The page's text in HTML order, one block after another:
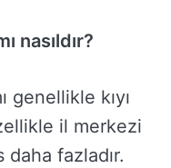
nasıldır?
genellikle kıyı
il merkezi
fazladır.